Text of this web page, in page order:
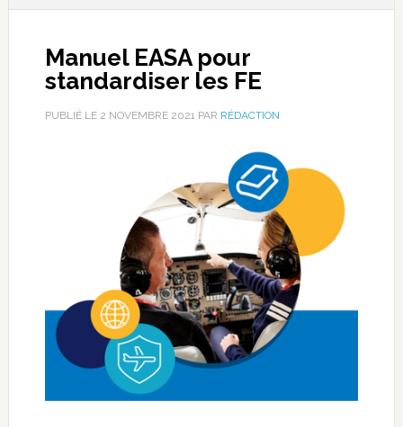
Manuel EASA pour
standardiser les FE
PUBLIÉ LE 2 NOVEMBRE 2021PAR RÉDACTION